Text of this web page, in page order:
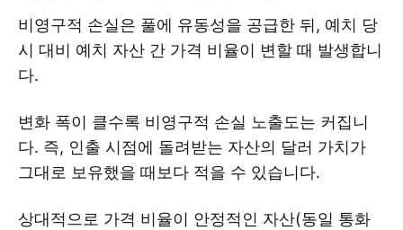
비영구적 손실은 풀에 유동성을 공급한 뒤, 예치 당
시 대비 예치 자산 간 가격 비율이 변할 때 발생합니
다.
변화 폭이 클수록 비영구적 손실 노출도는 커집니
다. 즉, 인출 시점에 돌려받는 자산의 달러 가치가
그대로 보유했을 때보다 적을 수 있습니다.
상대적으로 가격 비율이 안정적인 자산(동일 통화